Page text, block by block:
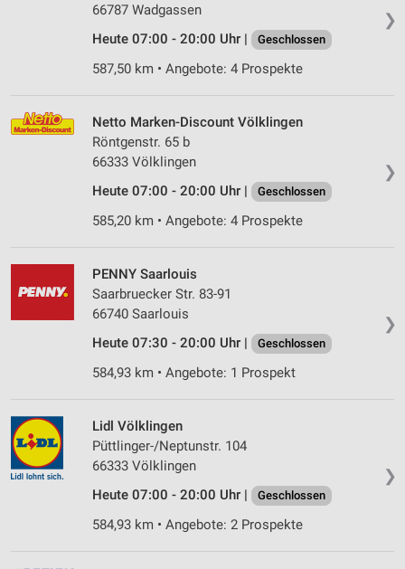
❯
66787 Wadgassen
Heute 07:00 - 20:00 Uhr |
Geschlossen
587,50 km • Angebote: 4 Prospekte
❯
Netto Marken-Discount Völklingen
Röntgenstr. 65 b
66333 Völklingen
Heute 07:00 - 20:00 Uhr |
Geschlossen
585,20 km • Angebote: 4 Prospekte
❯
PENNY Saarlouis
Saarbruecker Str. 83-91
66740 Saarlouis
Heute 07:30 - 20:00 Uhr |
Geschlossen
584,93 km • Angebote: 1 Prospekt
❯
Lidl Völklingen
Püttlinger-/Neptunstr. 104
66333 Völklingen
Heute 07:00 - 20:00 Uhr |
Geschlossen
584,93 km • Angebote: 2 Prospekte